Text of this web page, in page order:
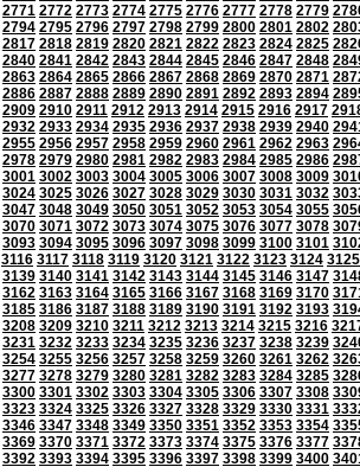
2771 2772 2773 2774 2775 2776 2777 2778 2779
2794 2795 2796 2797 2798 2799 2800 2801 2802
2817 2818 2819 2820 2821 2822 2823 2824 2825
2840 2841 2842 2843 2844 2845 2846 2847 2848
2863 2864 2865 2866 2867 2868 2869 2870 2871
2886 2887 2888 2889 2890 2891 2892 2893 2894
2909 2910 2911 2912 2913 2914 2915 2916 2917
2932 2933 2934 2935 2936 2937 2938 2939 2940
2955 2956 2957 2958 2959 2960 2961 2962 2963
2978 2979 2980 2981 2982 2983 2984 2985 2986
3001 3002 3003 3004 3005 3006 3007 3008 3009
3024 3025 3026 3027 3028 3029 3030 3031 3032
3047 3048 3049 3050 3051 3052 3053 3054 3055
3070 3071 3072 3073 3074 3075 3076 3077 3078
3093 3094 3095 3096 3097 3098 3099 3100 3101
3116 3117 3118 3119 3120 3121 3122 3123 3124 3125
3139 3140 3141 3142 3143 3144 3145 3146 3147
3162 3163 3164 3165 3166 3167 3168 3169 3170
3185 3186 3187 3188 3189 3190 3191 3192 3193
3208 3209 3210 3211 3212 3213 3214 3215 3216
3231 3232 3233 3234 3235 3236 3237 3238 3239
3254 3255 3256 3257 3258 3259 3260 3261 3262
3277 3278 3279 3280 3281 3282 3283 3284 3285
3300 3301 3302 3303 3304 3305 3306 3307 3308
3323 3324 3325 3326 3327 3328 3329 3330 3331
3346 3347 3348 3349 3350 3351 3352 3353 3354
3369 3370 3371 3372 3373 3374 3375 3376 3377
3392 3393 3394 3395 3396 3397 3398 3399 3400